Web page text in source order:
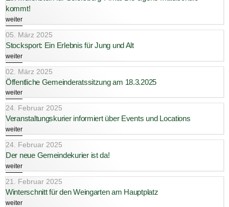
kommt!
weiter
05. März 2025
Stocksport: Ein Erlebnis für Jung und Alt
weiter
02. März 2025
Öffentliche Gemeinderatssitzung am 18.3.2025
weiter
24. Februar 2025
Veranstaltungskurier informiert über Events und Locations
weiter
24. Februar 2025
Der neue Gemeindekurier ist da!
weiter
21. Februar 2025
Winterschnitt für den Weingarten am Hauptplatz
weiter